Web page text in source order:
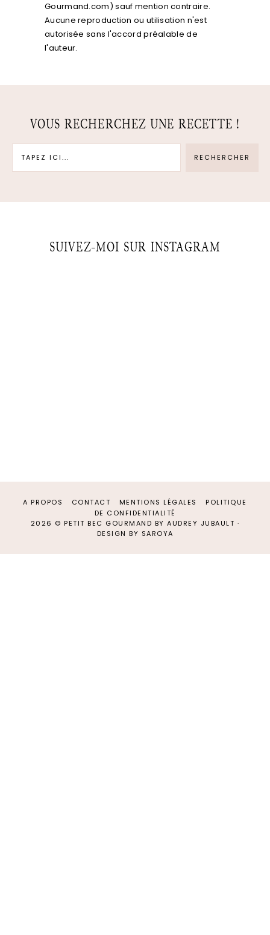
Gourmand.com) sauf mention contraire.
Aucune reproduction ou utilisation n'est
autorisée sans l'accord préalable de
l'auteur.
VOUS RECHERCHEZ UNE RECETTE !
SUIVEZ-MOI SUR INSTAGRAM
A PROPOS CONTACT MENTIONS LÉGALES
POLITIQUE
DE CONFIDENTIALITÉ
2026 © PETIT BEC GOURMAND BY AUDREY JUBAULT ·
DESIGN BY SAROYA